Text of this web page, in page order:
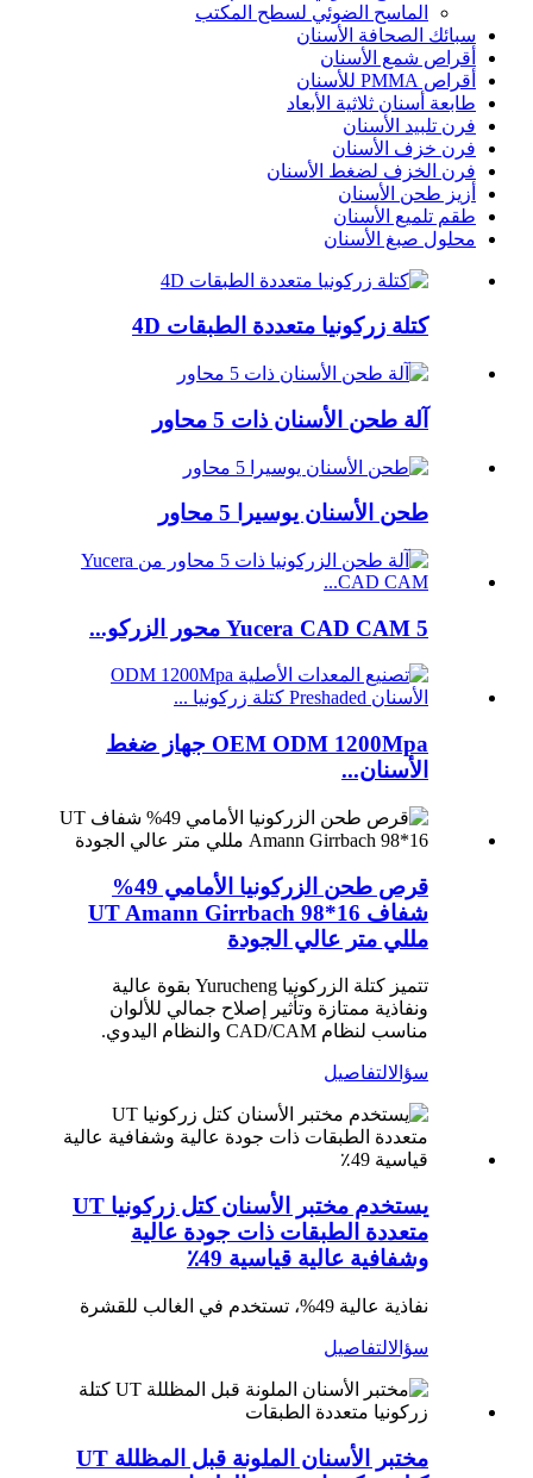
الماسح الضوئي لسطح المكتب
سبائك الصحافة الأسنان
أقراص شمع الأسنان
أقراص PMMA للأسنان
طابعة أسنان ثلاثية الأبعاد
فرن تلبيد الأسنان
فرن خزف الأسنان
فرن الخزف لضغط الأسنان
أزيز طحن الأسنان
طقم تلميع الأسنان
محلول صبغ الأسنان
كتلة زركونيا متعددة الطبقات 4D
آلة طحن الأسنان ذات 5 محاور
طحن الأسنان يوسيرا 5 محاور
Yucera CAD CAM 5 محور الزركو...
OEM ODM 1200Mpa جهاز ضغط
الأسنان...
قرص طحن الزركونيا الأمامي 49%
شفاف UT Amann Girrbach 98*16
مللي متر عالي الجودة
تتميز كتلة الزركونيا Yurucheng بقوة عالية
ونفاذية ممتازة وتأثير إصلاح جمالي للألوان
مناسب لنظام CAD/CAM والنظام اليدوي.
سؤالالتفاصيل
يستخدم مختبر الأسنان كتل زركونيا UT
متعددة الطبقات ذات جودة عالية
وشفافية عالية قياسية 49٪
نفاذية عالية 49%، تستخدم في الغالب للقشرة
سؤالالتفاصيل
مختبر الأسنان الملونة قبل المظللة UT